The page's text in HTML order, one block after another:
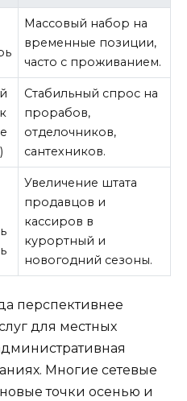
Массовый набор на
временные позиции,
часто с проживанием.
Стабильный спрос на
прорабов,
отделочников,
сантехников.
Увеличение штата
продавцов и
кассиров в
курортный и
новогодний сезоны.
перспективнее
для местных
Многие сетевые
точки осенью и